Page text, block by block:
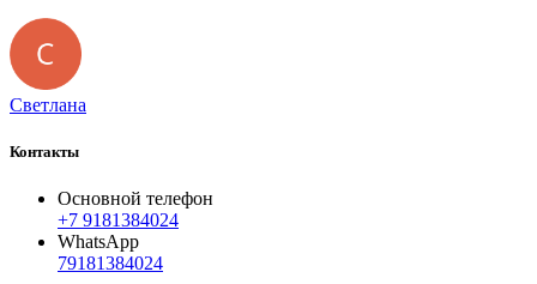
Светлана
Контакты
Основной телефон
+7 9181384024
WhatsApp
79181384024